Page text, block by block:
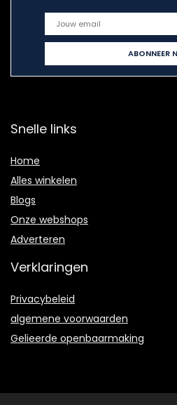
Snelle links
Home
Alles winkelen
Blogs
Onze webshops
Adverteren
Verklaringen
Privacybeleid
algemene voorwaarden
Gelieerde openbaarmaking